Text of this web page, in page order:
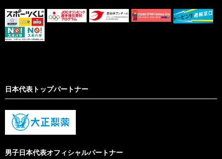
日本代表トップパートナー
男子日本代表オフィシャルパートナー